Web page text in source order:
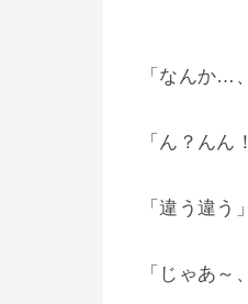
「なんか…
「ん？んん
「違う違う」
「じゃあ